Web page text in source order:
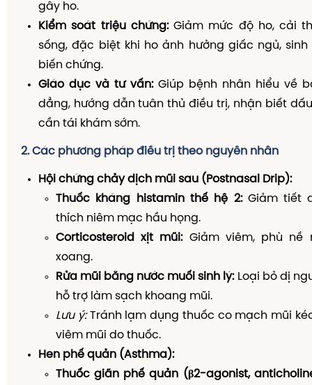
gây ho.
Kiểm soát triệu chứng:Giảm mức độ ho, cải
sống, đặc biệt khi ho ảnh hưởng giấc ngủ,
biến chứng.
Giáo dục và tư vấn:Giúp bệnh nhân hiểu về
dẳng, hướng dẫn tuân thủ điều trị, nhận biết
cần tái khám sớm.
2. Các phương pháp điều trị theo nguyên nhân
Hội chứng chảy dịch mũi sau (Postnasal Drip):
Thuốc kháng histamin thế hệ 2:Giảm tiết
thích niêm mạc hầu họng.
Corticosteroid xịt mũi:Giảm viêm, phù nề
xoang.
Rửa mũi bằng nước muối sinh lý:Loại bỏ dị
hỗ trợ làm sạch khoang mũi.
Lưu ý:Tránh lạm dụng thuốc co mạch mũi
viêm mũi do thuốc.
Hen phế quản (Asthma):
Thuốc giãn phế quản (β2-agonist,